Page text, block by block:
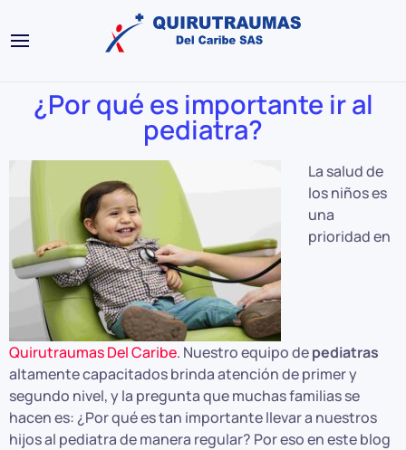
¿Por qué es importante ir al
pediatra?
La salud de
los niños es
una
prioridad en
Quirutraumas Del Caribe. Nuestro equipo depediatras
altamente capacitados brinda atención de primer y
segundo nivel, y la pregunta que muchas familias se
hacen es: ¿Por qué es tan importante llevar a nuestros
hijos al pediatra de manera regular? Por eso en este blog